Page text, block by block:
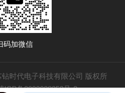
码加微信
时代电子科技有限公司 版权所
ICP备2022028353号-2